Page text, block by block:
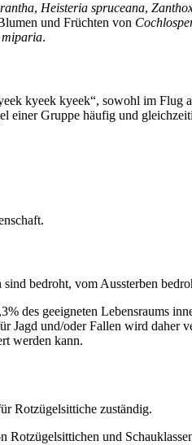
, Heisteria spruceana,
und Früchten von
miparia.
kyeek kyeek“, sowohl im
Gruppe häufig und
bedroht, vom Aussterben
des geeigneten Lebensraums
und/oder Fallen wird daher
werden kann.
Rotzügelsittiche zuständig.
und